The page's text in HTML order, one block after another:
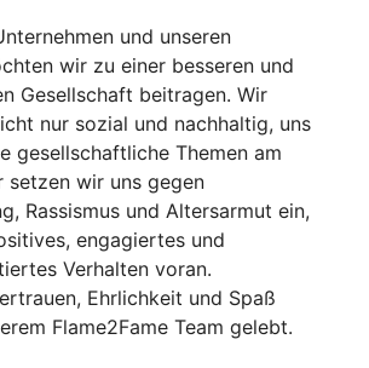
und unseren
wir zu einer besseren und
Gesellschaft beitragen. Wir
nur sozial und nachhaltig, uns
gesellschaftliche Themen am
setzen wir uns gegen
Rassismus und Altersarmut ein,
engagiertes und
Verhalten voran.
Ehrlichkeit und Spaß
Flame2Fame Team gelebt.